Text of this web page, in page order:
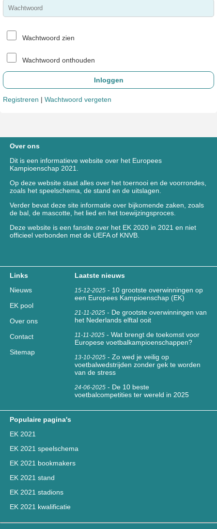
Wachtwoord zien
Wachtwoord onthouden
Registreren | Wachtwoord vergeten
Over ons
Dit is een informatieve website over het Europees
Kampioenschap 2021.
Op deze website staat alles over het toernooi en de voorrondes,
zoals het speelschema, de stand en de uitslagen.
Verder bevat deze site informatie over bijkomende zaken, zoals
de bal, de mascotte, het lied en het toewijzingsproces.
Deze website is een fansite over het EK 2020 in 2021 en niet
officieel verbonden met de UEFA of KNVB.
Links
Nieuws
EK pool
Over ons
Contact
Sitemap
Laatste nieuws
15-12-2025 - 10 grootste overwinningen op
een Europees Kampioenschap (EK)
21-11-2025 - De grootste overwinningen van
het Nederlands elftal ooit
11-11-2025 -Wat brengt de toekomst voor
Europese voetbalkampioenschappen?
13-10-2025 -Zo wed je veilig op
voetbalwedstrijden zonder gek te worden
van de stress
24-06-2025 - De 10 beste
voetbalcompetities ter wereld in 2025
Populaire pagina's
EK 2021
EK 2021 speelschema
EK 2021 bookmakers
EK 2021 stand
EK 2021 stadions
EK 2021 kwalificatie